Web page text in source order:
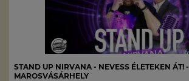
STAND UP NIRVANA - NEVESS ÉLETEKEN ÁT! -
MAROSVÁSÁRHELY